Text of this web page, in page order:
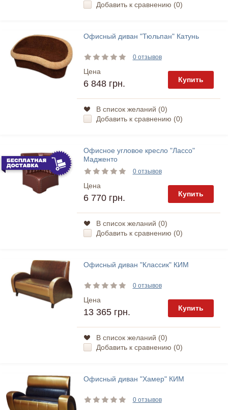
Добавить к сравнению (0)
Офисный диван "Тюльпан" Катунь
0 отзывов
Цена
6 848 грн. Купить
В список желаний (0)
Добавить к сравнению (0)
Офисное угловое кресло "Лассо"
Мадженто
0 отзывов
Цена
6 770 грн. Купить
В список желаний (0)
Добавить к сравнению (0)
Офисный диван "Классик" КИМ
0 отзывов
Цена
13 365 грн. Купить
В список желаний (0)
Добавить к сравнению (0)
Офисный диван "Хамер" КИМ
0 отзывов